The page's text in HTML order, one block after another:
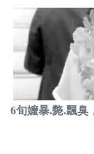
6旬嬤暴.斃.飄臭